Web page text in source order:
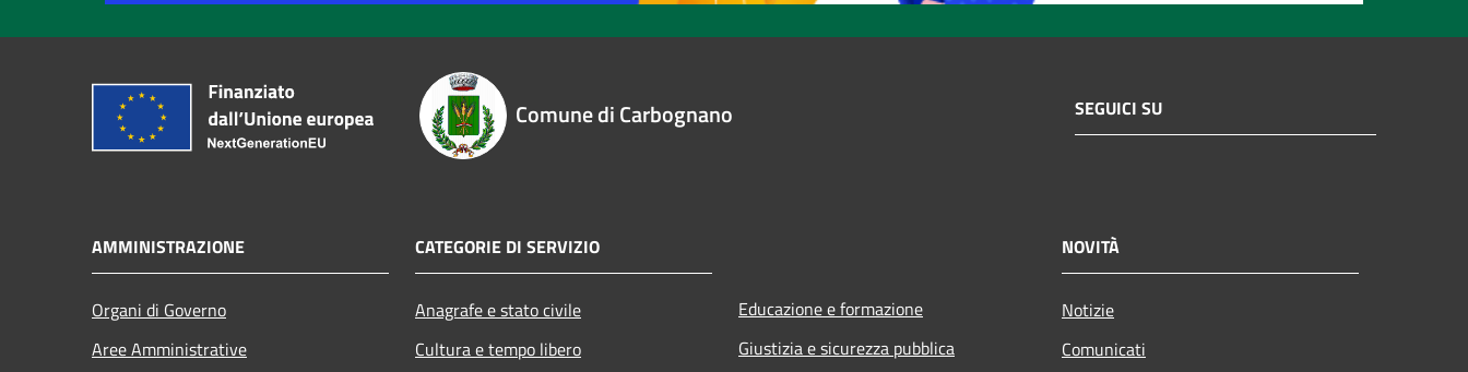
Comune di Carbognano SEGUICI SU
AMMINISTRAZIONE
Organi di Governo
Aree Amministrative
CATEGORIE DI SERVIZIO
Anagrafe e stato civile
Cultura e tempo libero
Educazione e formazione
Giustizia e sicurezza pubblica
NOVITÀ
Notizie
Comunicati